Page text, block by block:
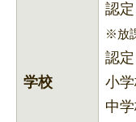
学校
認
※放
認
小
中